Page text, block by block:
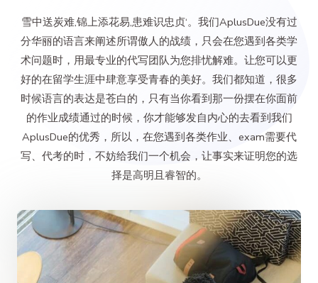
雪中送炭难,锦上添花易,患难识忠贞‘。我们AplusDue没有过
分华丽的语言来阐述所谓傲人的战绩，只会在您遇到各类学
术问题时，用最专业的代写团队为您排忧解难。让您可以更
好的在留学生涯中肆意享受青春的美好。我们都知道，很多
时候语言的表达是苍白的，只有当你看到那一份摆在你面前
的作业成绩通过的时候，你才能够发自内心的去看到我们
AplusDue的优秀，所以，在您遇到各类作业、exam需要代
写、代考的时，不妨给我们一个机会，让事实来证明您的选
择是高明且睿智的。